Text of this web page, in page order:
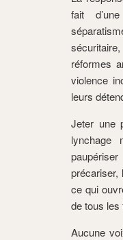
fait
réformes
violence
leurs
Jeter une
lynchage
précariser,
ce qui
de tous
Aucune